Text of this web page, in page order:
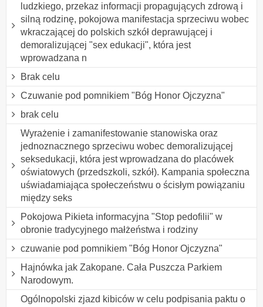
ludzkiego, przekaz informacji propagujących zdrową i
silną rodzinę, pokojowa manifestacja sprzeciwu wobec
wkraczającej do polskich szkół deprawującej i
demoralizującej "sex edukacji", która jest
wprowadzana n
Brak celu
Czuwanie pod pomnikiem "Bóg Honor Ojczyzna"
brak celu
Wyrażenie i zamanifestowanie stanowiska oraz
jednoznacznego sprzeciwu wobec demoralizującej
seksedukacji, która jest wprowadzana do placówek
oświatowych (przedszkoli, szkół). Kampania społeczna
uświadamiająca społeczeństwu o ścisłym powiązaniu
między seks
Pokojowa Pikieta informacyjna "Stop pedofilii" w
obronie tradycyjnego małżeństwa i rodziny
czuwanie pod pomnikiem "Bóg Honor Ojczyzna"
Hajnówka jak Zakopane. Cała Puszcza Parkiem
Narodowym.
Ogólnopolski zjazd kibiców w celu podpisania paktu o